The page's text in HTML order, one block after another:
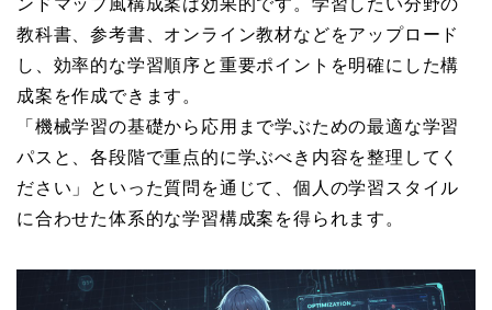
ンドマップ風構成案は効果的です。学習したい分野の
教科書、参考書、オンライン教材などをアップロード
し、効率的な学習順序と重要ポイントを明確にした構
成案を作成できます。
「機械学習の基礎から応用まで学ぶための最適な学習
パスと、各段階で重点的に学ぶべき内容を整理してく
ださい」といった質問を通じて、個人の学習スタイル
に合わせた体系的な学習構成案を得られます。